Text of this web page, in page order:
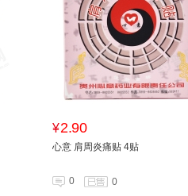
¥2.90
心意 肩周炎痛贴 4贴
0 0